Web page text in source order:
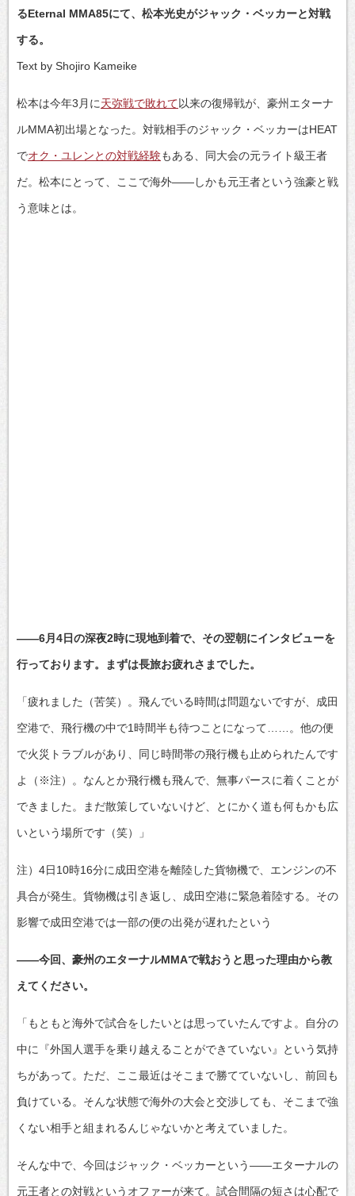
るEternal MMA85にて、松本光史がジャック・ベッカーと対戦
する。
Text by Shojiro Kameike
松本は今年3月に天弥戦で敗れて以来の復帰戦が、豪州エターナ
ルMMA初出場となった。対戦相手のジャック・ベッカーはHEAT
でオク・ユレンとの対戦経験もある、同大会の元ライト級王者
だ。松本にとって、ここで海外——しかも元王者という強豪と戦
う意味とは。
――6月4日の深夜2時に現地到着で、その翌朝にインタビューを
行っております。まずは長旅お疲れさまでした。
「疲れました（苦笑）。飛んでいる時間は問題ないですが、成田
空港で、飛行機の中で1時間半も待つことになって……。他の便
で火災トラブルがあり、同じ時間帯の飛行機も止められたんです
よ（※注）。なんとか飛行機も飛んで、無事パースに着くことが
できました。まだ散策していないけど、とにかく道も何もかも広
いという場所です（笑）」
注）4日10時16分に成田空港を離陸した貨物機で、エンジンの不
具合が発生。貨物機は引き返し、成田空港に緊急着陸する。その
影響で成田空港では一部の便の出発が遅れたという
――今回、豪州のエターナルMMAで戦おうと思った理由から教
えてください。
「もともと海外で試合をしたいとは思っていたんですよ。自分の
中に『外国人選手を乗り越えることができていない』という気持
ちがあって。ただ、ここ最近はそこまで勝てていないし、前回も
負けている。そんな状態で海外の大会と交渉しても、そこまで強
くない相手と組まれるんじゃないかと考えていました。
そんな中で、今回はジャック・ベッカーという――エターナルの
元王者との対戦というオファーが来て。試合間隔の短さは心配で